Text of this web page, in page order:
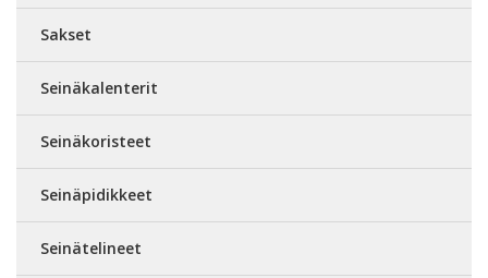
Sakset
Seinäkalenterit
Seinäkoristeet
Seinäpidikkeet
Seinätelineet